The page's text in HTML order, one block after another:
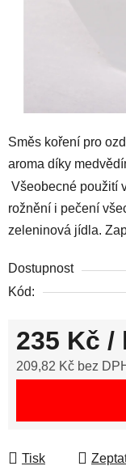
Směs koření pro
aroma díky
Všeobecné použití
rožnění i pečení
zeleninová jídla.
Dostupnost
Kód:
235 Kč /
209,82 Kč bez
Tisk